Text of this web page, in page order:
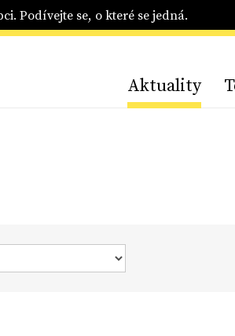
Podívejte se, o které se jedná.
Aktuality